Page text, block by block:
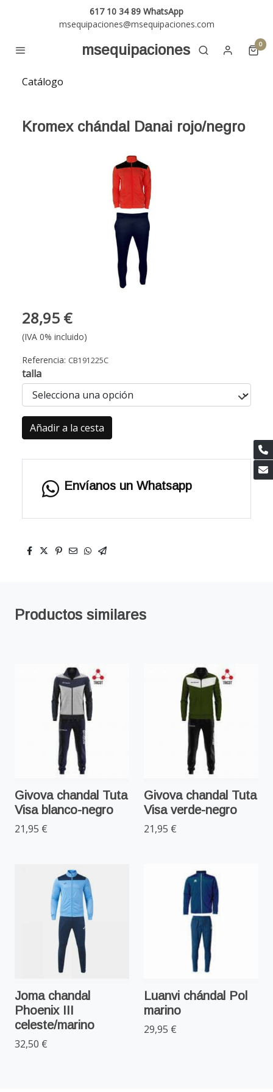
617 10 34 89 WhatsApp
msequipaciones@msequipaciones.com
msequipaciones 0
Catálogo
Kromex chándal Danai rojo/negro
28,95 €
(IVA 0% incluido)
Referencia: CB191225C
talla
Añadir a la cesta
Envíanos un Whatsapp
Productos similares
Givova chandal Tuta
Visa blanco-negro
21,95 €
Givova chandal Tuta
Visa verde-negro
21,95 €
Joma chandal
Phoenix III
celeste/marino
32,50 €
Luanvi chándal Pol
marino
29,95 €